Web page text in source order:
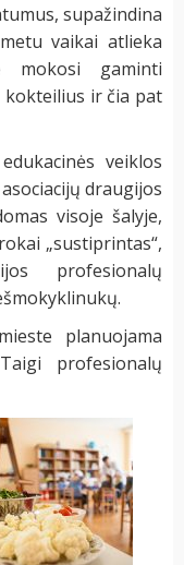
supažindina
vaikai atlieka
mokosi gaminti
kokteilius ir čia pat
veiklos
draugijos
visoje šalyje,
„sustiprintas“,
profesionalų
planuojama
profesionalų